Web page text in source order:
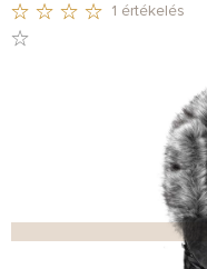
CSILLAG.
1 értékelés